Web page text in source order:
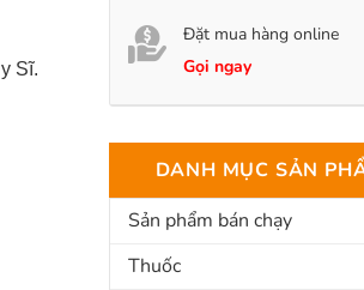
Sĩ.
Đặt mua hàng online
Gọi ngay
DANH MỤC SẢN
Sản phẩm bán chạy
Thuốc